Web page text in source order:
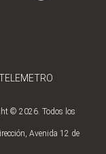
© 2026. Todos los
Avenida 12 de